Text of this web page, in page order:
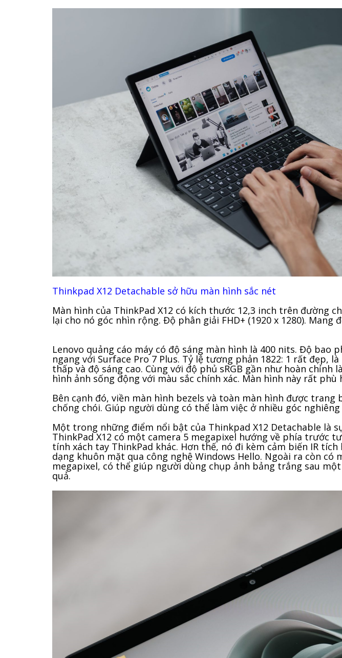
Thinkpad X12 Detachable sở hữu màn hình sắc nét
Màn hình của ThinkPad X12 có kích thước 12,3 inch trên đường
lại cho nó góc nhìn rộng. Độ phân giải FHD+ (1920 x 1280). Mang
Lenovo quảng cáo máy có độ sáng màn hình là 400 nits. Độ bao
ngang với Surface Pro 7 Plus. Tỷ lệ tương phản 1822: 1 rất đẹp,
thấp và độ sáng cao. Cùng với độ phủ sRGB gần như hoàn chỉnh
hình ảnh sống động với màu sắc chính xác. Màn hình này rất
Bên cạnh đó, viền màn hình bezels và toàn màn hình được trang
chống chói. Giúp người dùng có thể làm việc ở nhiều góc nghiêng
Một trong những điểm nổi bật của Thinkpad X12 Detachable là
ThinkPad X12 có một camera 5 megapixel hướng về phía trước
tính xách tay ThinkPad khác. Hơn thế, nó đi kèm cảm biến IR
dạng khuôn mặt qua công nghệ Windows Hello. Ngoài ra còn có
megapixel, có thể giúp người dùng chụp ảnh bảng trắng sau
quả.